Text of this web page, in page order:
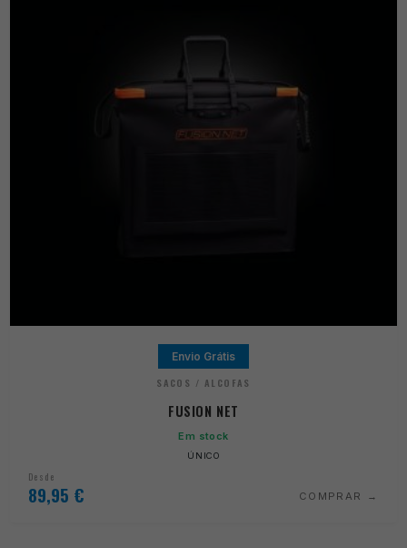
Envio Grátis
SACOS / ALCOFAS
FUSION NET
Em stock
ÚNICO
Desde
89,95 € COMPRAR